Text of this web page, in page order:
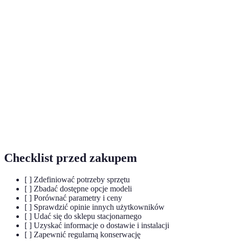
Checklist przed zakupem
[ ] Zdefiniować potrzeby sprzętu
[ ] Zbadać dostępne opcje modeli
[ ] Porównać parametry i ceny
[ ] Sprawdzić opinie innych użytkowników
[ ] Udać się do sklepu stacjonarnego
[ ] Uzyskać informacje o dostawie i instalacji
[ ] Zapewnić regularną konserwację